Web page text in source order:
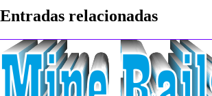
entradas
Entradas relacionadas